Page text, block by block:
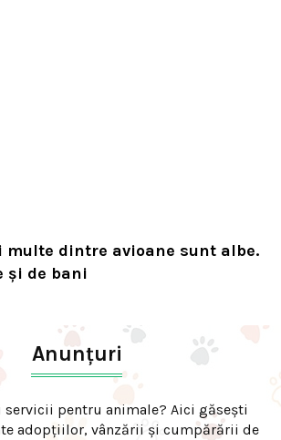
multe dintre avioane sunt albe.
și de bani
Anunțuri
servicii pentru animale? Aici găsești
adopțiilor, vânzării și cumpărării de